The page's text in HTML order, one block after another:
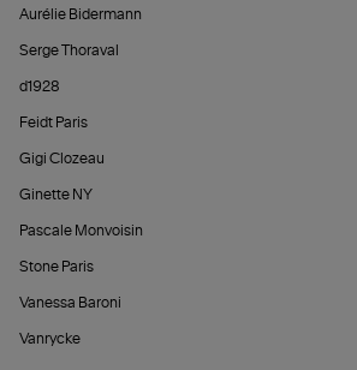
Aurélie Bidermann
Serge Thoraval
d1928
Feidt Paris
Gigi Clozeau
Ginette NY
Pascale Monvoisin
Stone Paris
Vanessa Baroni
Vanrycke